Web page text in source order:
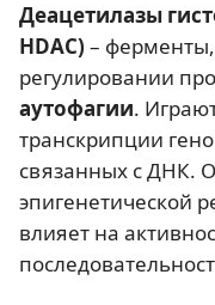
Деацетилазы
HDAC) –
регулировании
аутофагии.
транскрипции
связанных с ДНК.
эпигенетической
влияет на